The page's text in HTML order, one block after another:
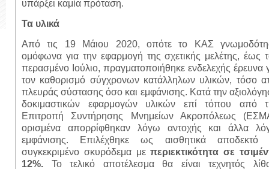
υπάρξει καμία πρόταση.
Τα υλικά
Από τις 19 Μάιου 2020, οπότε το ΚΑΣ
ομόφωνα για την εφαρμογή της σχετικής μελέτης, έως
περασμένο Ιούλιο, πραγματοποιήθηκε ενδελεχής έρευνα
τον καθορισμό σύγχρονων κατάλληλων υλικών, τόσο
πλευράς σύστασης όσο και εμφάνισης. Κατά την
δοκιμαστικών εφαρμογών υλικών επί τόπου από
Επιτροπή Συντήρησης Μνημείων Ακροπόλεως
ορισμένα απορρίφθηκαν λόγω αντοχής και άλλα
εμφάνισης. Επιλέχθηκε ως αισθητικά αποδεκτό
συγκεκριμένο σκυρόδεμα μεπεριεκτικότητα σε
12%. Το τελικό αποτέλεσμα θα είναι τεχνητός